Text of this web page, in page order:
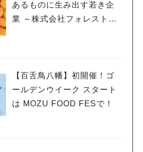
あるものに生み出す若き企
業 ～株式会社フォレストバ
【百舌鳥八幡】初開催！ゴ
ールデンウイーク スタート
は MOZU FOOD FESで！
人気のキーワード